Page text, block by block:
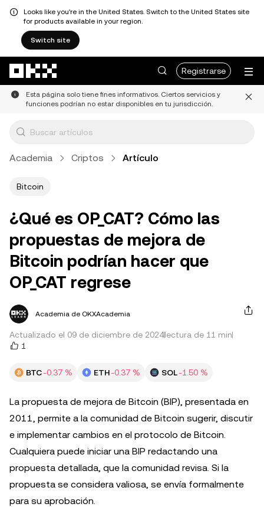
Looks like you're in the United States. Switch to the United States site
for products available in your region.
Switch site
Registrarse
Esta página solo tiene fines informativos. Ciertos servicios y
funciones podrían no estar disponibles en tu jurisdicción.
Academia Criptos Artículo
Bitcoin
¿Qué es OP_CAT? Cómo las
propuestas de mejora de
Bitcoin podrían hacer que
OP_CAT regrese
Academia de OKXAcademia
Actualizado el 09 de diciembre de 2024lectura de 11 min
1
BTC-0.37 % ETH-0.37 % SOL-1.50 %
La propuesta de mejora de Bitcoin (BIP), presentada en
2011, permite a la comunidad de Bitcoin sugerir, discutir
e implementar cambios en el protocolo de Bitcoin.
Cualquiera puede iniciar una BIP redactando una
propuesta detallada, que la comunidad revisa. Si la
propuesta se considera valiosa, se envía formalmente
para su aprobación.